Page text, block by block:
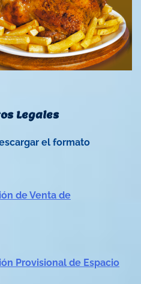
Legales
el formato
de Venta de
Provisional de Espacio